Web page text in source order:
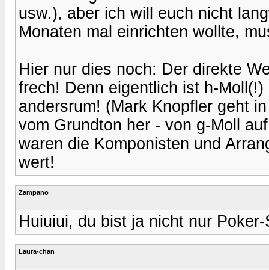
usw.), aber ich will euch nicht
Monaten mal einrichten wollte,
Hier nur dies noch: Der direkte
frech! Denn eigentlich ist h-
andersrum! (Mark Knopfler geht
vom Grundton her - von g-Moll
waren die Komponisten und
wert!
Zampano
Huiuiui, du bist ja nicht nur
Laura-chan